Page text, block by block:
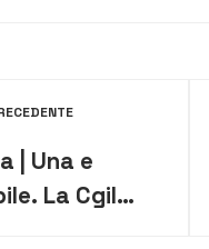
| Una e
La Cgil